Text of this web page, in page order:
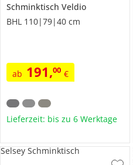
Schminktisch Veldio
BHL 110|79|40 cm
ab 191,00 €
Lieferzeit: bis zu 6 Werktage
Selsey Schminktisch